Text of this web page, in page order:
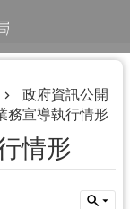
政府資訊公開
務宣導執行情形
情形